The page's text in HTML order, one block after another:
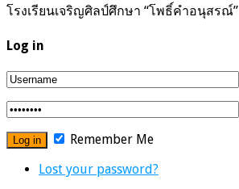
โรงเรียนเจริญศิลป์ศึกษา “โพธิ์คำอนุสรณ์”
Log in
Remember Me
Lost your password?